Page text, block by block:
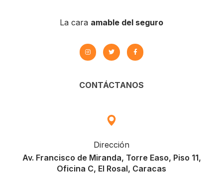
La cara amable del seguro
CONTÁCTANOS
Dirección
Av. Francisco de Miranda, Torre Easo, Piso 11,
Oficina C, El Rosal, Caracas